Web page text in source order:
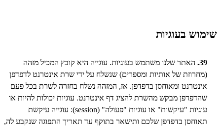
שימוש בעוגיות
39. האתר שלנו משתמש בעוגיות. עוגייה היא קובץ המכיל מזהה
(מחרוזת של אותיות ומספרים) שנשלח על ידי שרת אינטרנט לדפדפן
אינטרנט ומאוחסן בדפדפן. אז, המזהה נשלח בחזרה לשרת בכל פעם
שהדפדפן מבקש מהשרת להציג דף אינטרנט. עוגיות יכולות להיות או
עוגיות "עיקשות" או עוגיות "פעולה" (session): עוגייה עיקשת
תאוחסן בדפדפן שלכם ותישאר בתוקף עד תאריך התפוגה שנקבע לה,